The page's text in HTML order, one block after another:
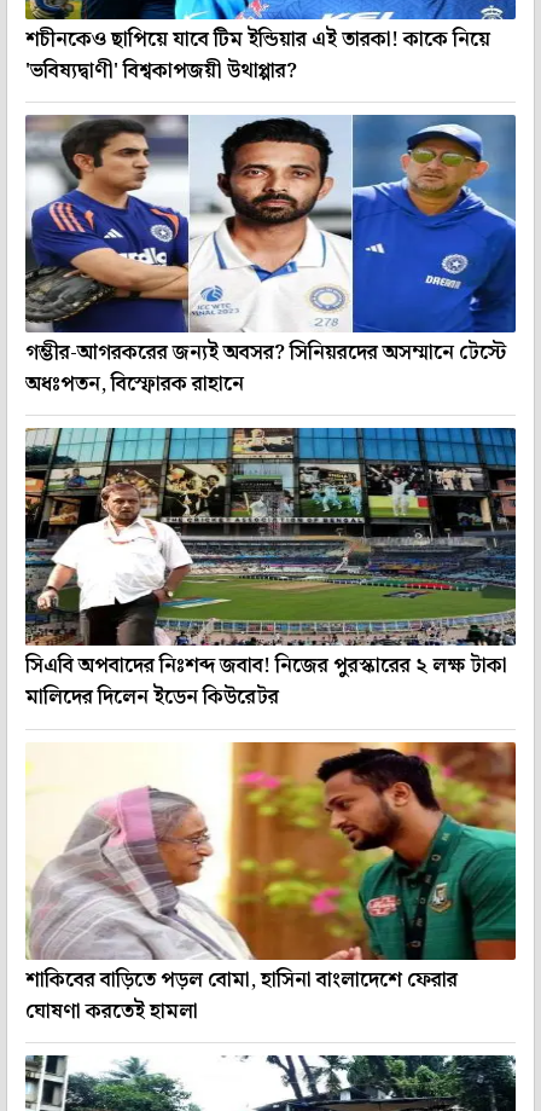
শচীনকেও ছাপিয়ে যাবে টিম ইন্ডিয়ার এই তারকা! কাকে নিয়ে
'ভবিষ্যদ্বাণী' বিশ্বকাপজয়ী উথাপ্পার?
গম্ভীর-আগরকরের জন্যই অবসর? সিনিয়রদের অসম্মানে টেস্টে
অধঃপতন, বিস্ফোরক রাহানে
সিএবি অপবাদের নিঃশব্দ জবাব! নিজের পুরস্কারের ২ লক্ষ টাকা
মালিদের দিলেন ইডেন কিউরেটর
শাকিবের বাড়িতে পড়ল বোমা, হাসিনা বাংলাদেশে ফেরার
ঘোষণা করতেই হামলা